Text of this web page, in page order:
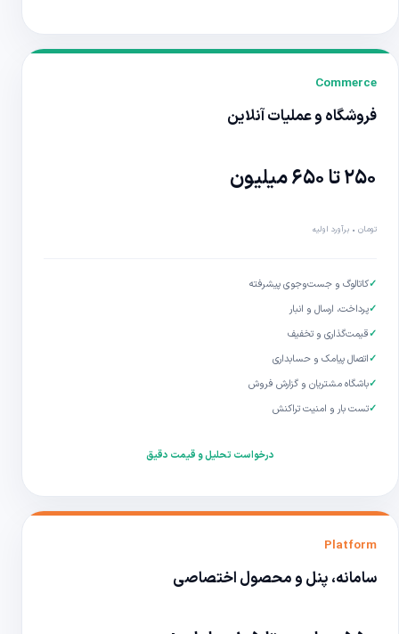
Commerce
فروشگاه و عملیات آنلاین
۲۵۰ تا ۶۵۰ میلیون
تومان • برآورد اولیه
✓کاتالوگ و جست‌وجوی پیشرفته
✓پرداخت، ارسال و انبار
✓قیمت‌گذاری و تخفیف
✓اتصال پیامک و حسابداری
✓باشگاه مشتریان و گزارش فروش
✓تست بار و امنیت تراکنش
درخواست تحلیل و قیمت دقیق
Platform
سامانه، پنل و محصول اختصاصی